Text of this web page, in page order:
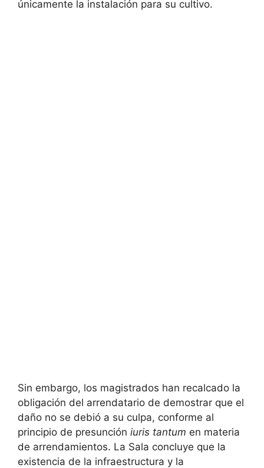
únicamente la instalación para su cultivo.
Sin embargo, los magistrados han recalcado la
obligación del arrendatario de demostrar que el
daño no se debió a su culpa, conforme al
principio de presunción iuris tantum en materia
de arrendamientos. La Sala concluye que la
existencia de la infraestructura y la